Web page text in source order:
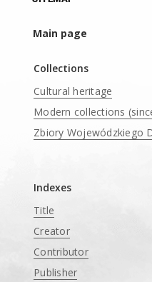
Main page
Collections
Cultural heritage
Modern collections
Zbiory Wojewódzkiego
Indexes
Title
Creator
Contributor
Publisher